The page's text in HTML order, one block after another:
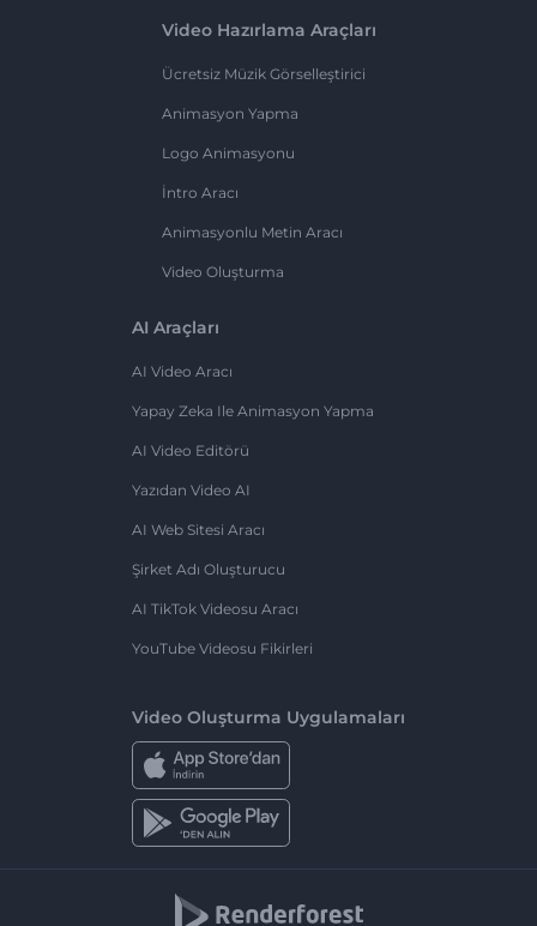
Video Hazırlama Araçları
Ücretsiz Müzik Görselleştirici
Animasyon Yapma
Logo Animasyonu
İntro Aracı
Animasyonlu Metin Aracı
Video Oluşturma
AI Araçları
AI Video Aracı
Yapay Zeka Ile Animasyon Yapma
AI Video Editörü
Yazıdan Video AI
AI Web Sitesi Aracı
Şirket Adı Oluşturucu
AI TikTok Videosu Aracı
YouTube Videosu Fikirleri
Video Oluşturma Uygulamaları